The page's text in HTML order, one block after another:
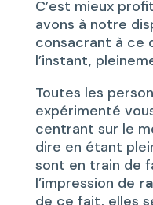
C’est mieux
avons à notre
consacrant à ce
l’instant,
Toutes les
expérimenté
centrant sur le
dire en étant
sont en train de
l’impression de